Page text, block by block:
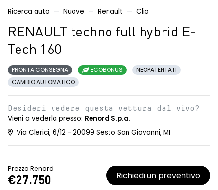
Ricerca auto Nuove Renault Clio
RENAULT techno full hybrid E-
Tech 160
PRONTA CONSEGNA ECOBONUS
NEOPATENTATI
CAMBIO AUTOMATICO
Desideri vedere questa vettura dal vivo?
Vieni a vederla presso: Renord S.p.a.
Via Clerici, 6/12 - 20099 Sesto San Giovanni, MI
Prezzo Renord
€27.750 Richiedi un preventivo